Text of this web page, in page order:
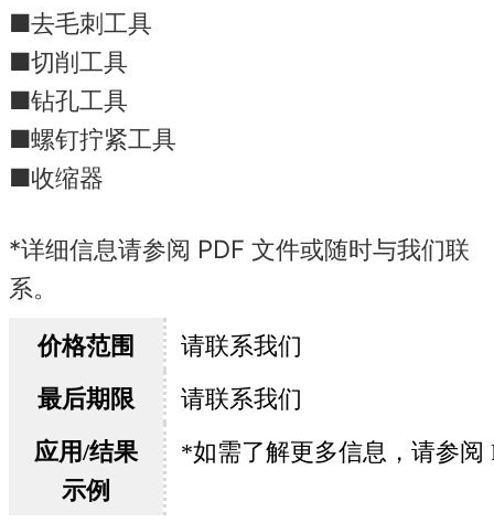
■去毛刺工具
■切削工具
■钻孔工具
■螺钉拧紧工具
■收缩器
*详细信息请参阅 PDF 文件或随时与我们联
系。
价格范围
请联系我们
最后期限
请联系我们
应用/结果
示例
*如需了解更多信息，请参阅